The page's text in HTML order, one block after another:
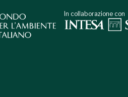
In collaborazione con